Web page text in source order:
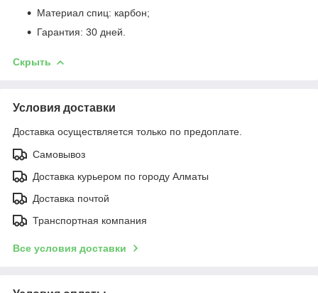
Материал спиц: карбон;
Гарантия: 30 дней.
Скрыть
Условия доставки
Доставка осуществляется только по предоплате.
Самовывоз
Доставка курьером по городу Алматы
Доставка почтой
Транспортная компания
Все условия доставки